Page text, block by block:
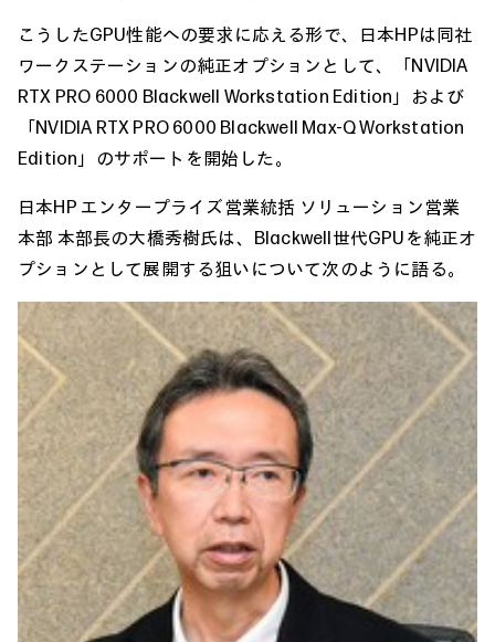
こうしたGPU性能への要求に応える形で、日本HPは同社
ワークステーションの純正オプションとして、「NVIDIA
RTX PRO 6000 Blackwell Workstation Edition」および
「NVIDIA RTX PRO 6000 Blackwell Max-Q Workstation
Edition」のサポートを開始した。
日本HP エンタープライズ営業統括 ソリューション営業
本部 本部長の大橋秀樹氏は、Blackwell世代GPUを純正オ
プションとして展開する狙いについて次のように語る。